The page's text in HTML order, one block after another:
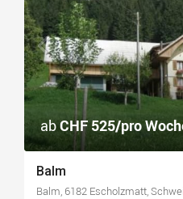
abCHF 525/pro
Balm
Balm, 6182 Escholzmatt,